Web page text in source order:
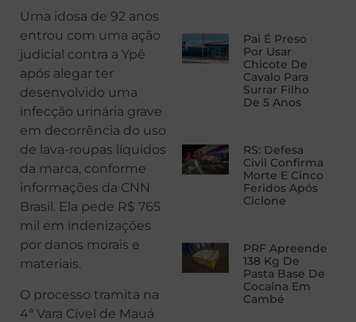
Uma idosa de 92 anos
entrou com uma ação
judicial contra a Ypê
após alegar ter
desenvolvido uma
infecção urinária grave
em decorrência do uso
de lava-roupas líquidos
da marca, conforme
informações da CNN
Brasil. Ela pede R$ 765
mil em indenizações
por danos morais e
materiais.
O processo tramita na
4ª Vara Cível de Mauá
Pai É Preso
Por Usar
Chicote De
Cavalo Para
Surrar Filho
De 5 Anos
RS: Defesa
Civil Confirma
Morte E Cinco
Feridos Após
Ciclone
PRF Apreende
138 Kg De
Pasta Base De
Cocaína Em
Cambé